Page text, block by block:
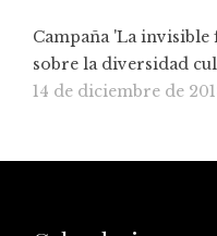
Campaña 'La
sobre la diversidad
14 de diciembre de